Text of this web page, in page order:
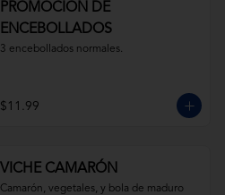
PROMOCION DE
ENCEBOLLADOS
3 encebollados normales.
$11.99
VICHE CAMARÓN
Camarón, vegetales, y bola de maduro